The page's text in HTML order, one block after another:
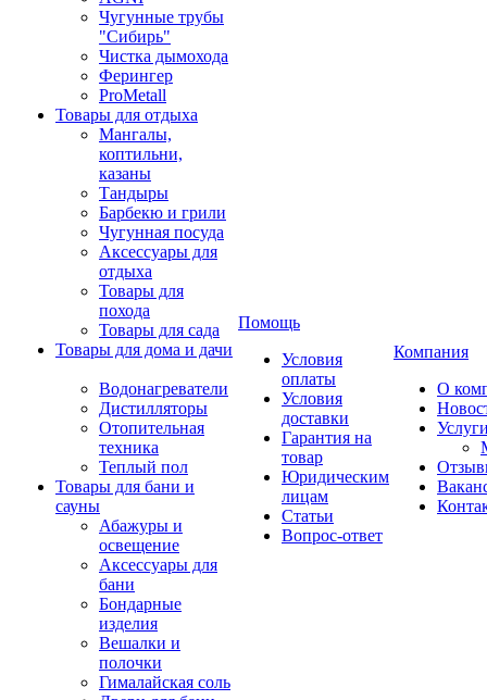
Чугунные трубы
"Сибирь"
Чистка дымохода
Ферингер
ProMetall
Товары для отдыха
Мангалы,
коптильни,
казаны
Тандыры
Барбекю и грили
Чугунная посуда
Аксессуары для
отдыха
Товары для
похода
Товары для сада
Товары для дома и дачи
Водонагреватели
Дистилляторы
Отопительная
техника
Теплый пол
Товары для бани и
сауны
Абажуры и
освещение
Аксессуары для
бани
Бондарные
изделия
Вешалки и
полочки
Гималайская соль
Помощь
Условия
оплаты
Условия
доставки
Гарантия на
товар
Юридическим
лицам
Статьи
Вопрос-ответ
Компания
О